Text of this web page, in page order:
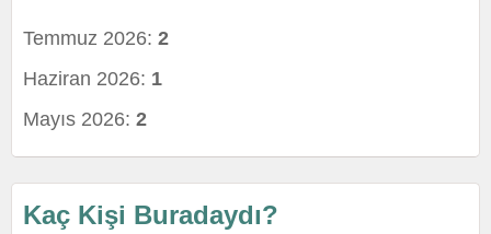
Temmuz 2026: 2
Haziran 2026: 1
Mayıs 2026: 2
Kaç Kişi Buradaydı?